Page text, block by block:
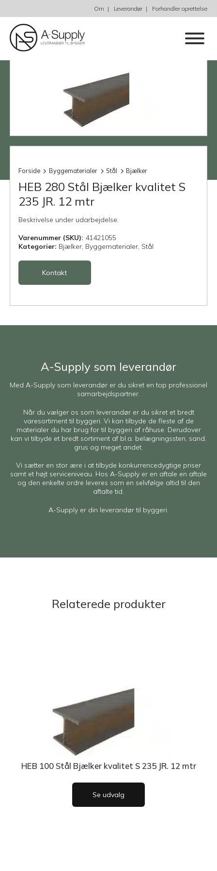
Om Leverandør Forhandler oprettelse
Forside Byggematerialer Stål Bjælker
HEB 280 Stål Bjælker kvalitet S
235 JR. 12 mtr
Beskrivelse under udarbejdelse.
Varenummer (SKU): 41421055
Kategorier: Bjælker, Byggematerialer, Stål
Kontakt
A-Supply som leverandør
Med A-Supply som leverandør er du sikret en top professionel
samarbejdspartner.
Når du vælger os som leverandør er du sikret et bredt
varesortiment til byggeri. Vi kan tilbyde de fleste af de
materialer du har brug for til byggeri af råhuse. Derudover
kan vi tilbyde et bredt sortiment af bl.a. belægningssten, sand,
grus og meget andet.
Vi sætter en stor ære i at tilbyde konkurrencedygtige priser
samt et højt serviceniveau. Hos A-Supply er en aftale en aftale
og den enkelte ordre leveres som en selvfølge altid til den
aftalte tid.
A-Supply er din leverandør til byggeri.
Relaterede produkter
HEB 100 Stål Bjælker kvalitet S 235 JR. 12 mtr
Se udvalg